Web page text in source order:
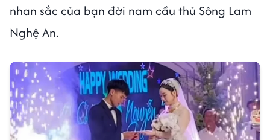
nhan sắc của bạn đời nam cầu thủ Sông Lam
Nghệ An.